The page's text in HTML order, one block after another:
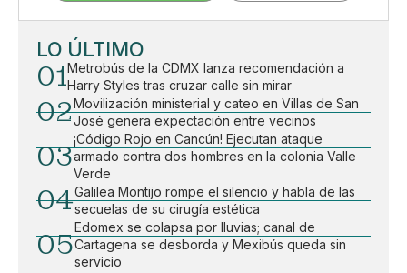
LO ÚLTIMO
01Metrobús de la CDMX lanza recomendación a
Harry Styles tras cruzar calle sin mirar
02Movilización ministerial y cateo en Villas de San
José genera expectación entre vecinos
03
¡Código Rojo en Cancún! Ejecutan ataque
armado contra dos hombres en la colonia Valle
Verde
04Galilea Montijo rompe el silencio y habla de las
secuelas de su cirugía estética
05
Edomex se colapsa por lluvias; canal de
Cartagena se desborda y Mexibús queda sin
servicio